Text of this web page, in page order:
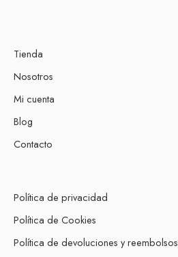
Tienda
Nosotros
Mi cuenta
Blog
Contacto
Política de privacidad
Política de Cookies
Política de devoluciones y reembolsos